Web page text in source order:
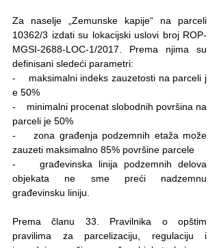
Za naselje „Zemunske kapije“ na parceli
10362/3 izdati su lokacijski uslovi broj ROP-
MGSI-2688-LOC-1/2017. Prema njima su
definisani sledeći parametri:
-    maksimalni indeks zauzetosti na parceli j
e 50%
-    minimalni procenat slobodnih površina na
parceli je 50%
-    zona građenja podzemnih etaža može
zauzeti maksimalno 85% površine parcele
-    građevinska linija podzemnih delova
objekata ne sme preći nadzemnu
građevinsku liniju.
Prema članu 33. Pravilnika o opštim
pravilima za parcelizaciju, regulaciju i